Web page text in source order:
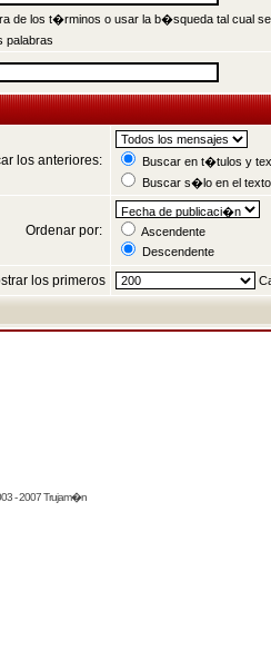
de los t�rminos o usar la b�squeda tal cual
palabras
los anteriores:
Buscar en t�tulos y
Buscar s�lo en el
Ordenar por:
Ascendente
Descendente
los primeros
- 2007 Trujam�n